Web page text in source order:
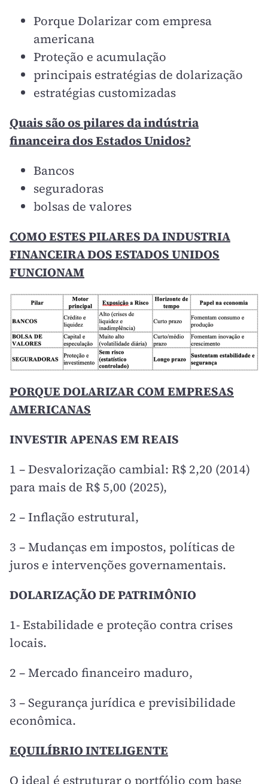
Porque Dolarizar com empresa
americana
Proteção e acumulação
principais estratégias de dolarização
estratégias customizadas
Quais são os pilares da indústria
financeira dos Estados Unidos?
Bancos
seguradoras
bolsas de valores
COMO ESTES PILARES DA INDUSTRIA
FINANCEIRA DOS ESTADOS UNIDOS
FUNCIONAM
PORQUE DOLARIZAR COM EMPRESAS
AMERICANAS
INVESTIR APENAS EM REAIS
1 – Desvalorização cambial: R$ 2,20 (2014)
para mais de R$ 5,00 (2025),
2 – Inflação estrutural,
3 – Mudanças em impostos, políticas de
juros e intervenções governamentais.
DOLARIZAÇÃO DE PATRIMÔNIO
1- Estabilidade e proteção contra crises
locais.
2 – Mercado financeiro maduro,
3 – Segurança jurídica e previsibilidade
econômica.
EQUILÍBRIO INTELIGENTE
O ideal é estruturar o portfólio com base